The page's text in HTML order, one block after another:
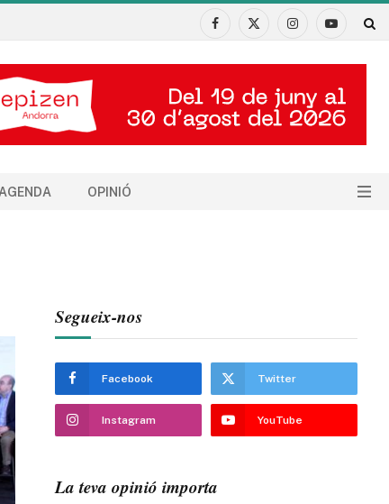
Facebook
X
InstagramYouTube
AGENDA OPINIÓ
Segueix-nos
Facebook Twitter
Instagram YouTube
La teva opinió importa